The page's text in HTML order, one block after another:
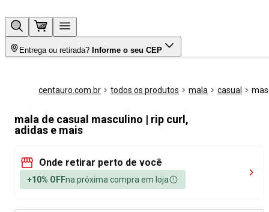
Entrega ou retirada? Informe o seu CEP
centauro.com.br todos os produtos mala casual
mala de casual masculino | rip curl,
adidas e mais
Onde retirar perto de você
+10% OFFna próxima compra em loja